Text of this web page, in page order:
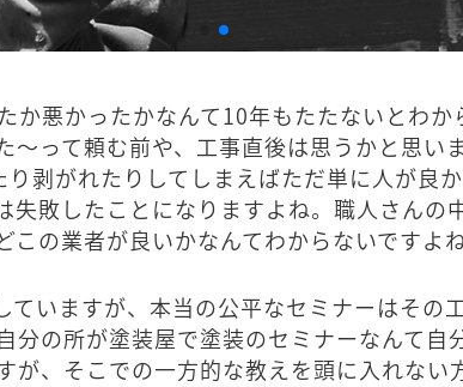
か悪かったかなんて10年もたたないとわ
って頼む前や、工事直後は思うかと思い
剥がれたりしてしまえばただ単に人が良
敗したことになりますよね。職人さんの
の業者が良いかなんてわからないですよね
いますが、本当の公平なセミナーはそ
分の所が塗装屋で塗装のセミナーなんて
、そこでの一方的な教えを頭に入れない